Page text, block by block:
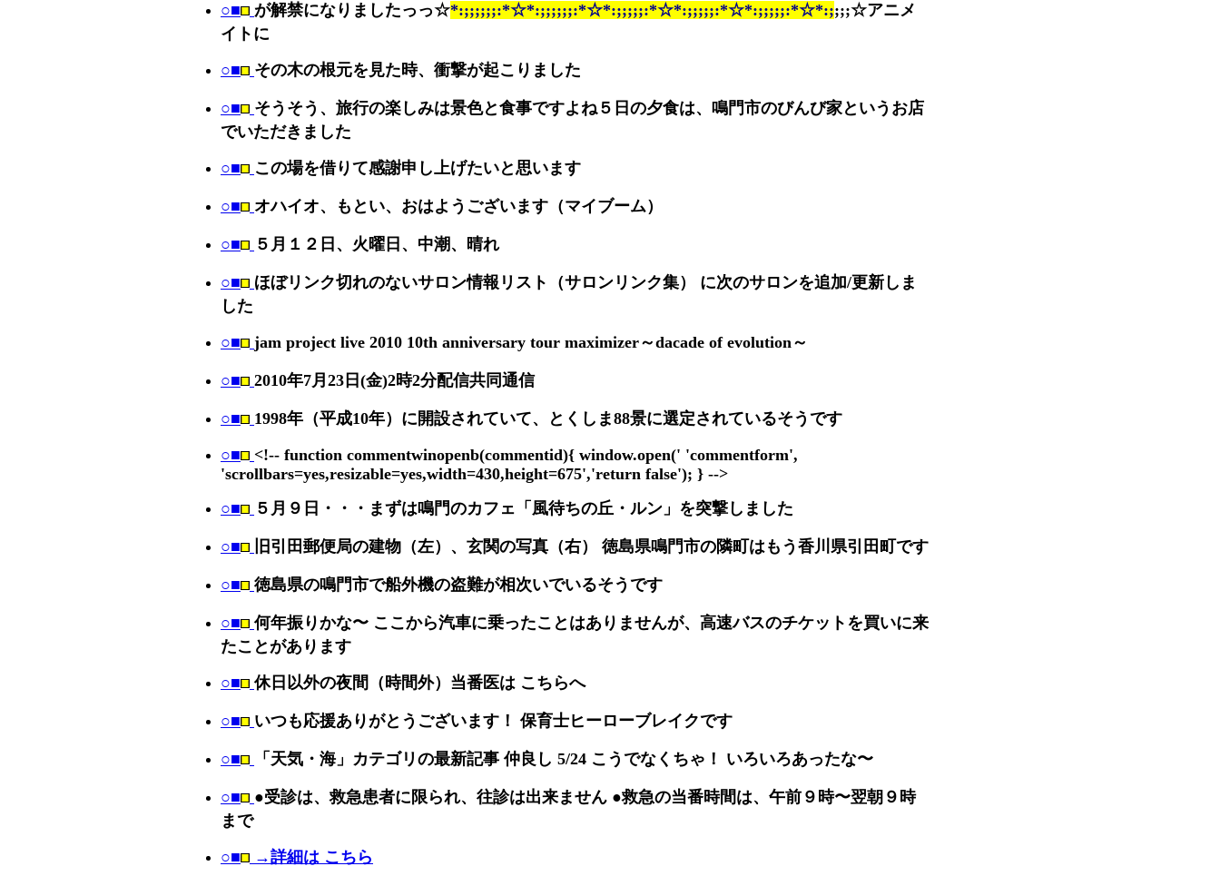
○■ が解禁になりましたっっ☆*:;;;;;;:*☆*:;;;;;;:*☆*:;;;;;:*☆*:;;;;;:*☆*:;;;;;:*☆*:;;;;☆アニメ
イトに
○■ その木の根元を見た時、衝撃が起こりました
○■ そうそう、旅行の楽しみは景色と食事ですよね５日の夕食は、鳴門市のびんび家というお店
でいただきました
○■ この場を借りて感謝申し上げたいと思います
○■ オハイオ、もとい、おはようございます（マイブーム）
○■ ５月１２日、火曜日、中潮、晴れ
○■ ほぼリンク切れのないサロン情報リスト（サロンリンク集） に次のサロンを追加/更新しま
した
○■ jam project live 2010 10th anniversary tour maximizer～dacade of evolution～
○■ 2010年7月23日(金)2時2分配信共同通信
○■
1998年（平成10年）に開設されていて、とくしま88景に選定されているそうです
○■
<!-- function commentwinopenb(commentid){ window.open(' 'commentform',
'scrollbars=yes,resizable=yes,width=430,height=675','return false'); } -->
○■ ５月９日・・・まずは鳴門のカフェ「風待ちの丘・ルン」を突撃しました
○■ 旧引田郵便局の建物（左）、玄関の写真（右） 徳島県鳴門市の隣町はもう香川県引田町です
○■ 徳島県の鳴門市で船外機の盗難が相次いでいるそうです
○■ 何年振りかな〜 ここから汽車に乗ったことはありませんが、高速バスのチケットを買いに来
たことがあります
○■ 休日以外の夜間（時間外）当番医は こちらへ
○■ いつも応援ありがとうございます！ 保育士ヒーローブレイクです
○■ 「天気・海」カテゴリの最新記事 仲良し 5/24 こうでなくちゃ！ いろいろあったな〜
○■ ●受診は、救急患者に限られ、往診は出来ません ●救急の当番時間は、午前９時〜翌朝９時
まで
○■ →詳細は こちら